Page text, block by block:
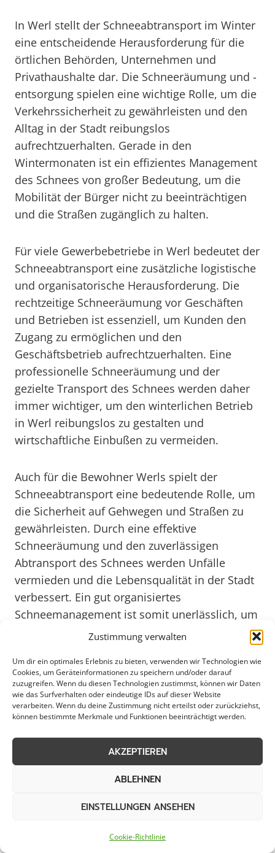
Zustimmung verwalten
Um dir ein optimales Erlebnis zu bieten, verwenden wir Technologien wie
Cookies, um Geräteinformationen zu speichern und/oder darauf
zuzugreifen. Wenn du diesen Technologien zustimmst, können wir Daten
wie das Surfverhalten oder eindeutige IDs auf dieser Website
verarbeiten. Wenn du deine Zustimmung nicht erteilst oder zurückziehst,
können bestimmte Merkmale und Funktionen beeinträchtigt werden.
AKZEPTIEREN
ABLEHNEN
EINSTELLUNGEN ANSEHEN
Cookie-Richtlinie
In Werl stellt der Schneeabtransport im Winter
eine entscheidende Herausforderung für die
örtlichen Behörden, Unternehmen und
Privathaushalte dar. Die Schneeräumung und -
entsorgung spielen eine wichtige Rolle, um die
Verkehrssicherheit zu gewährleisten und den
Alltag in der Stadt reibungslos
aufrechtzuerhalten. Gerade in den
Wintermonaten ist ein effizientes Management
des Schnees von großer Bedeutung, um die
Mobilität der Bürger nicht zu beeinträchtigen
und die Straßen zugänglich zu halten.
Für viele Gewerbebetriebe in Werl bedeutet der
Schneeabtransport eine zusätzliche logistische
und organisatorische Herausforderung. Die
rechtzeitige Schneeräumung vor Geschäften
und Betrieben ist essenziell, um Kunden den
Zugang zu ermöglichen und den
Geschäftsbetrieb aufrechtzuerhalten. Eine
professionelle Schneeräumung und der
gezielte Transport des Schnees werden daher
immer wichtiger, um den winterlichen Betrieb
in Werl reibungslos zu gestalten und
wirtschaftliche Einbußen zu vermeiden.
Auch für die Bewohner Werls spielt der
Schneeabtransport eine bedeutende Rolle, um
die Sicherheit auf Gehwegen und Straßen zu
gewährleisten. Durch eine effektive
Schneeräumung und den zuverlässigen
Abtransport des Schnees werden Unfälle
vermieden und die Lebensqualität in der Stadt
verbessert. Ein gut organisiertes
Schneemanagement ist somit unerlässlich, um
den Winter in Werl für alle Bewohner sicher
und angenehm zu gestalten – sowohl heute als
auch in den kommenden Jahren bis 2025 und
darüber hinaus.
Winterdienst rund um Werl:
Schneeabtransport mit
Qualitätsgarantie
In Werl stellt der Schneeabtransport eine